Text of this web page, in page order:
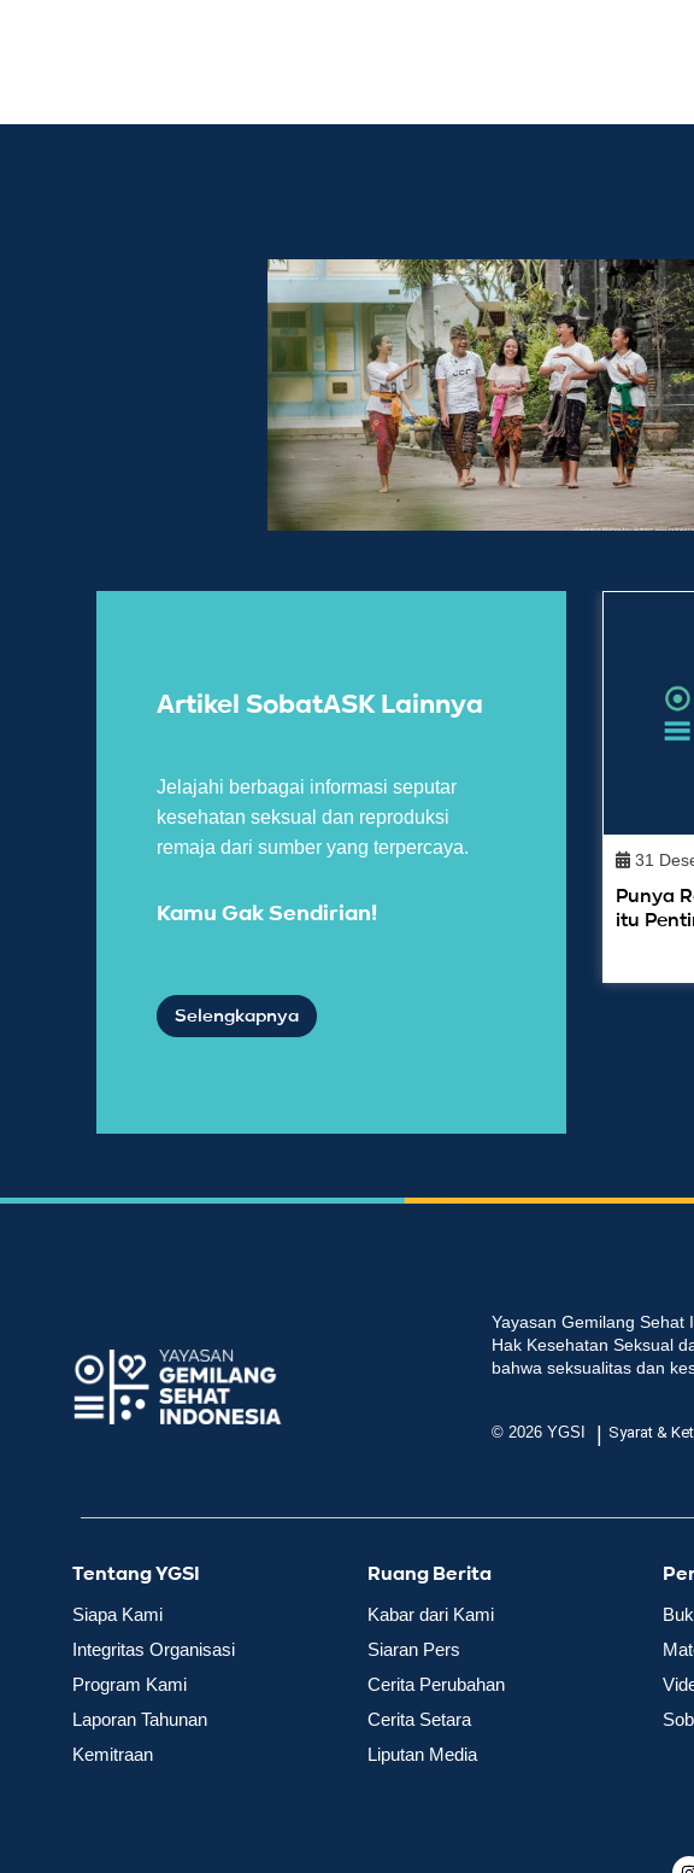
Artikel SobatASK Lainnya
Jelajahi berbagai informasi seputar
kesehatan seksual dan reproduksi
remaja dari sumber yang terpercaya.
Kamu Gak Sendirian!
Selengkapnya
31
Punya
itu
Yayasan Gemilang Sehat
Hak Kesehatan Seksual
bahwa seksualitas dan
© 2026 YGSI |Syarat &
Tentang YGSI
Siapa Kami
Integritas Organisasi
Program Kami
Laporan Tahunan
Kemitraan
Ruang Berita
Kabar dari Kami
Siaran Pers
Cerita Perubahan
Cerita Setara
Liputan Media